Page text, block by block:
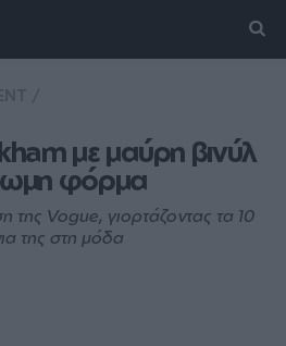
με μαύρη βινύλ
φόρμα
Vogue, γιορτάζοντας τα 10
της στη μόδα